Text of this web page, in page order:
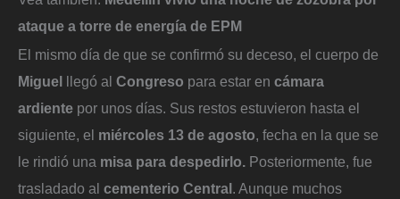
ataque a torre de energía de EPM
El mismo día de que se confirmó su deceso, el cuerpo de
Miguel llegó al Congreso para estar en cámara
ardiente por unos días. Sus restos estuvieron hasta el
siguiente, el miércoles 13 de agosto , fecha en la que se
le rindió una misa para despedirlo. Posteriormente, fue
trasladado al cementerio Central . Aunque muchos